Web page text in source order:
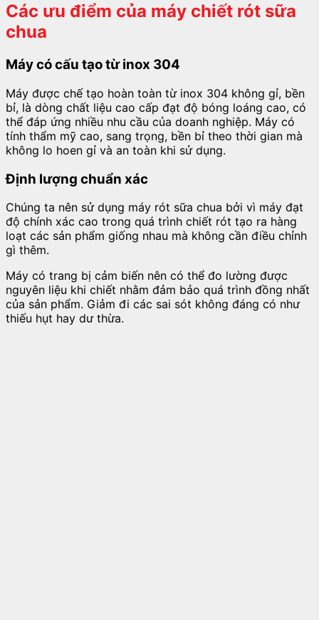
Các ưu điểm của máy chiết rót sữa
chua
Máy có cấu tạo từ inox 304
Máy được chế tạo hoàn toàn từ inox 304 không gỉ, bền
bỉ, là dòng chất liệu cao cấp đạt độ bóng loáng cao, có
thể đáp ứng nhiều nhu cầu của doanh nghiệp. Máy có
tính thẩm mỹ cao, sang trọng, bền bỉ theo thời gian mà
không lo hoen gỉ và an toàn khi sử dụng.
Định lượng chuẩn xác
Chúng ta nên sử dụng máy rót sữa chua bởi vì máy đạt
độ chính xác cao trong quá trình chiết rót tạo ra hàng
loạt các sản phẩm giống nhau mà không cần điều chỉnh
gì thêm.
Máy có trang bị cảm biến nên có thể đo lường được
nguyên liệu khi chiết nhằm đảm bảo quá trình đồng nhất
của sản phẩm. Giảm đi các sai sót không đáng có như
thiếu hụt hay dư thừa.